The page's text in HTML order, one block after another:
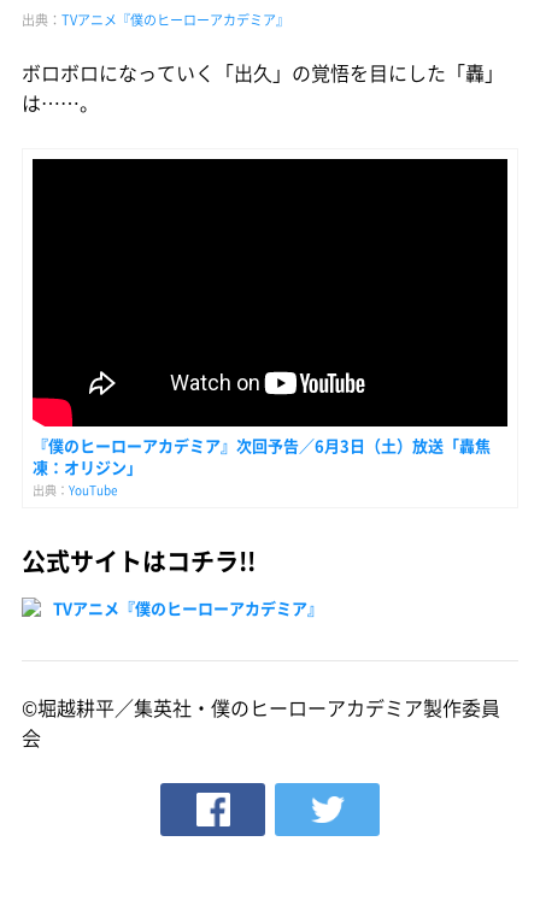
出典： TVアニメ『僕のヒーローアカデミア』
ボロボロになっていく「出久」の覚悟を目にした「轟」
は……。
『僕のヒーローアカデミア』次回予告／6月3日（土）放送「轟焦
凍：オリジン」
出典： YouTube
公式サイトはコチラ!!
TVアニメ『僕のヒーローアカデミア』
©堀越耕平／集英社・僕のヒーローアカデミア製作委員
会